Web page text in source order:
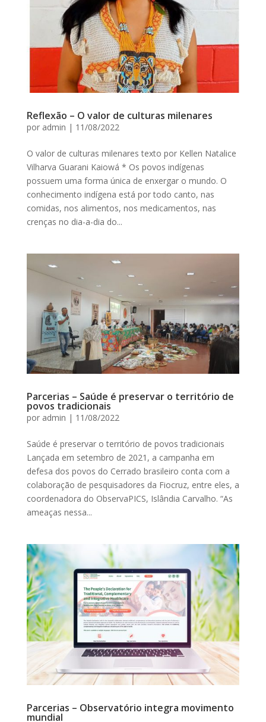
Reflexão – O valor de culturas milenares
por admin | 11/08/2022
O valor de culturas milenares texto por Kellen Natalice
Vilharva Guarani Kaiowá * Os povos indígenas
possuem uma forma única de enxergar o mundo. O
conhecimento indígena está por todo canto, nas
comidas, nos alimentos, nos medicamentos, nas
crenças no dia-a-dia do...
Parcerias – Saúde é preservar o território de
povos tradicionais
por admin | 11/08/2022
Saúde é preservar o território de povos tradicionais
Lançada em setembro de 2021, a campanha em
defesa dos povos do Cerrado brasileiro conta com a
colaboração de pesquisadores da Fiocruz, entre eles, a
coordenadora do ObservaPICS, Islândia Carvalho. “As
ameaças nessa...
Parcerias – Observatório integra movimento
mundial